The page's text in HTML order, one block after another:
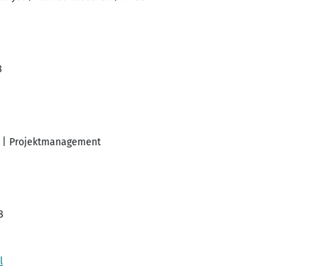
Projektmanagement